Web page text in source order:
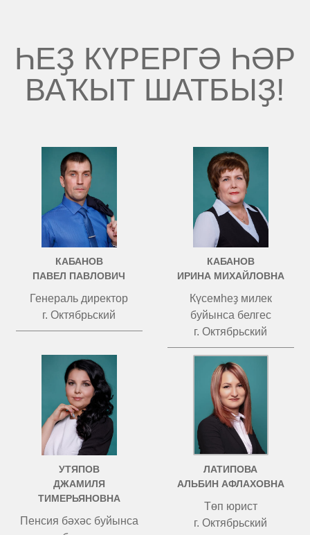
ҺЕҘ КҮРЕРГӘ ҺӘР
ВАҠЫТ ШАТБЫҘ!
КАБАНОВ
ПАВЕЛ ПАВЛОВИЧ
Генераль директор
г. Октябрьский
КАБАНОВ
ИРИНА МИХАЙЛОВНА
Күсемһеҙ милек
буйынса белгес
г. Октябрьский
УТЯПОВ
ДЖАМИЛЯ
ТИМЕРЬЯНОВНА
Пенсия бәхәс буйынса
ЛАТИПОВА
АЛЬБИН АФЛАХОВНА
Төп юрист
г. Октябрьский